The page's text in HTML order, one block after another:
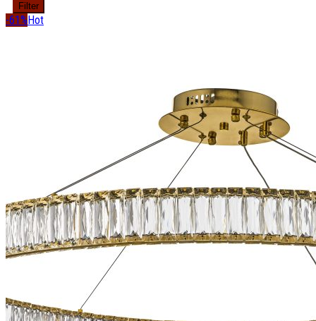
Filter
-61% Hot